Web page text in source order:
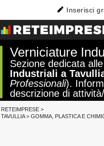
Inserisci
Verniciature
Sezione dedicata
Industriali a
Professionali).
descrizione di
RETEIMPRESE >
TAVULLIA> GOMMA, PLASTICA E